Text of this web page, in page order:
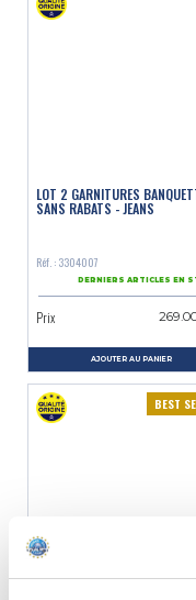
LOT 2 GARNITURES
SANS RABATS - JEANS
Réf. : 3304007
DERNIERS ARTICLES EN
Prix
AJOUTER AU PANIER
BEST